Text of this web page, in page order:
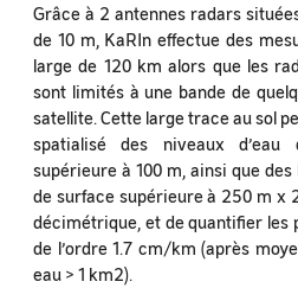
Grâce à 2 antennes radars
de 10 m, KaRIn effectue des
large de 120 km alors que les
sont limités à une bande de
satellite. Cette large trace au sol
spatialisé des niveaux
supérieure à 100 m, ainsi que
de surface supérieure à 250 m x
décimétrique, et de quantifier les
de l’ordre 1.7 cm/km (après
eau > 1 km2).